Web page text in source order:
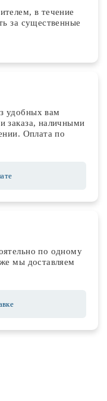
в течение
за существенные
удобных вам
заказа, наличными
Оплата по
по одному
мы доставляем